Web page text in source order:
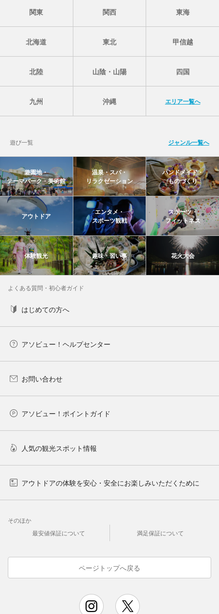
関東 関西 東海
北海道 東北 甲信越
北陸 山陰・山陽 四国
九州 沖縄 エリア一覧へ
遊び一覧 ジャンル一覧へ
遊園地・
テーマパーク・美術館
温泉・スパ・
リラクゼーション
ハンドメイド・
ものづくり
アウトドア
エンタメ・
スポーツ観戦
スポーツ・
フィットネス
体験観光 趣味・習い事 花火大会
よくある質問・初心者ガイド
はじめての方へ
アソビュー！ヘルプセンター
お問い合わせ
アソビュー！ポイントガイド
人気の観光スポット情報
アウトドアの体験を安心・安全にお楽しみいただくために
そのほか
最安値保証について
満足保証について
ページトップへ戻る